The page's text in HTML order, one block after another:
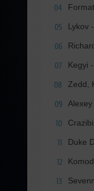
04
05 Lykov
06
07 Kegyi
08 Zedd,
09
10
11 Duke
12
13